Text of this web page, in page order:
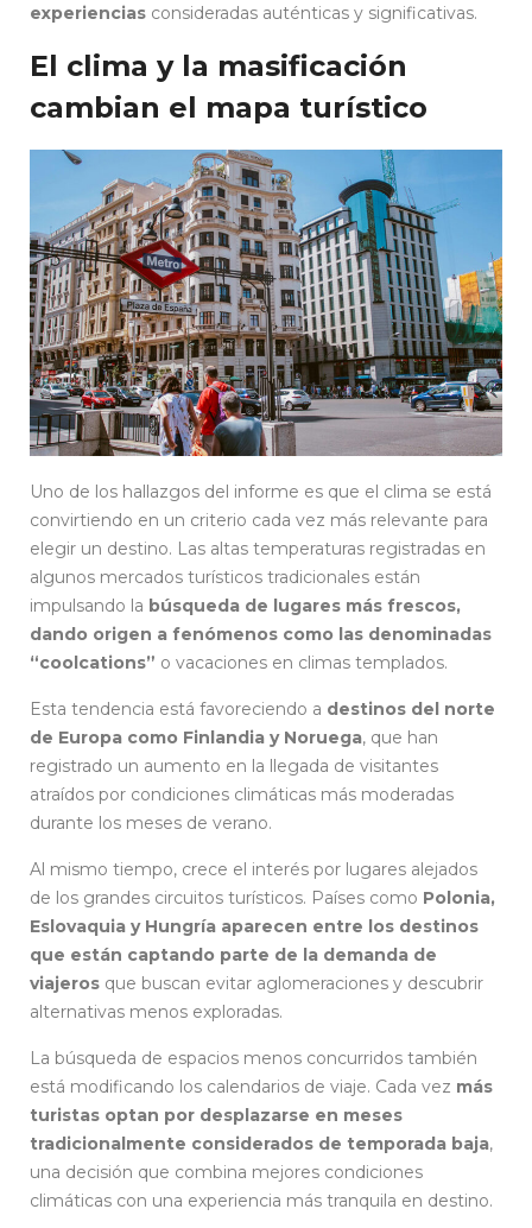
experiencias consideradas auténticas y significativas.
El clima y la masificación
cambian el mapa turístico
Uno de los hallazgos del informe es que el clima se está
convirtiendo en un criterio cada vez más relevante para
elegir un destino. Las altas temperaturas registradas en
algunos mercados turísticos tradicionales están
impulsando la búsqueda de lugares más frescos,
dando origen a fenómenos como las denominadas
“coolcations” o vacaciones en climas templados.
Esta tendencia está favoreciendo a destinos del norte
de Europa como Finlandia y Noruega, que han
registrado un aumento en la llegada de visitantes
atraídos por condiciones climáticas más moderadas
durante los meses de verano.
Al mismo tiempo, crece el interés por lugares alejados
de los grandes circuitos turísticos. Países como Polonia,
Eslovaquia y Hungría aparecen entre los destinos
que están captando parte de la demanda de
viajeros que buscan evitar aglomeraciones y descubrir
alternativas menos exploradas.
La búsqueda de espacios menos concurridos también
está modificando los calendarios de viaje. Cada vez más
turistas optan por desplazarse en meses
tradicionalmente considerados de temporada baja,
una decisión que combina mejores condiciones
climáticas con una experiencia más tranquila en destino.